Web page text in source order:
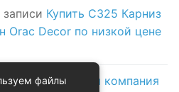
записи Купить C325 Карниз
Orac Decor по низкой цене
Логистическая компания
файлы